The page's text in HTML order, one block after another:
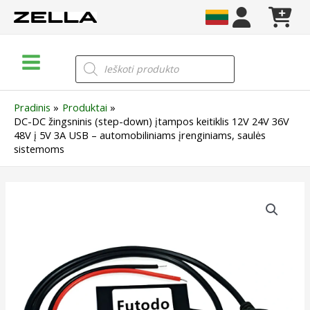
prie
Menu
Products
search
Pradinis
Produktai
DC-DC žingsninis (step-down) įtampos keitiklis 12V 24V 36V
48V į 5V 3A USB – automobiliniams įrenginiams, saulės
sistemoms
down)
įtampos